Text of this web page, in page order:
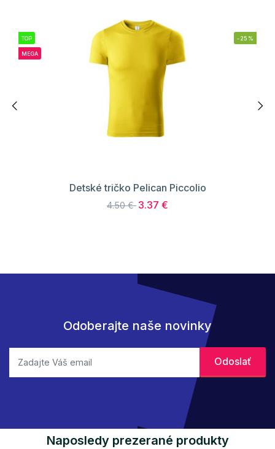
TOP
MEGA
-25%
Detské tričko Pelican Piccolio
4.50 € 3.37 €
Odoberajte naše novinky
Naposledy prezerané produkty